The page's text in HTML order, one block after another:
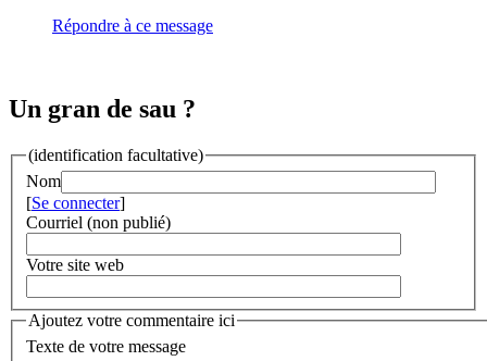
Répondre à ce message
Un gran de sau ?
(identification facultative)
Nom
[Se connecter]
Courriel (non publié)
Votre site web
Ajoutez votre commentaire ici
Texte de votre message